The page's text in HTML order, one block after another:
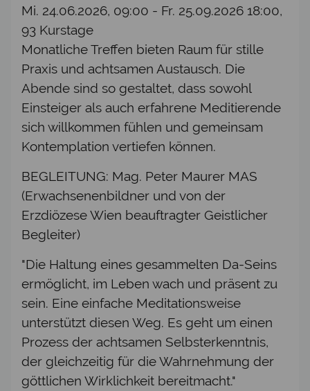
Mi. 24.06.2026, 09:00 - Fr. 25.09.2026 18:00,
93 Kurstage
Monatliche Treffen bieten Raum für stille
Praxis und achtsamen Austausch. Die
Abende sind so gestaltet, dass sowohl
Einsteiger als auch erfahrene Meditierende
sich willkommen fühlen und gemeinsam
Kontemplation vertiefen können.
BEGLEITUNG: Mag. Peter Maurer MAS
(Erwachsenenbildner und von der
Erzdiözese Wien beauftragter Geistlicher
Begleiter)
"Die Haltung eines gesammelten Da-Seins
ermöglicht, im Leben wach und präsent zu
sein. Eine einfache Meditationsweise
unterstützt diesen Weg. Es geht um einen
Prozess der achtsamen Selbsterkenntnis,
der gleichzeitig für die Wahrnehmung der
göttlichen Wirklichkeit bereitmacht."